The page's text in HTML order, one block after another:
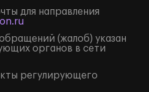
для направления
(жалоб) указан
органов в сети
регулирующего